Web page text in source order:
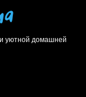
уютной домашней